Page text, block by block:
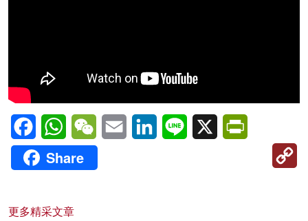
FacebookWhatsAppWeChatEmail LinkedInLine X
Share
更多精采文章